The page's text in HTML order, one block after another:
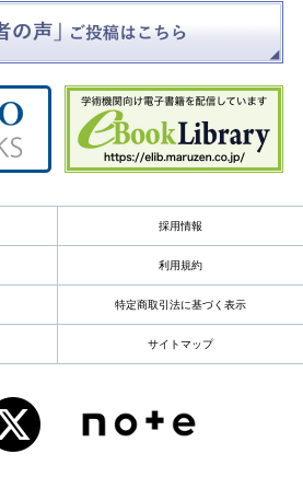
採用情報
利用規約
特定商取引法に基づく表示
サイトマップ